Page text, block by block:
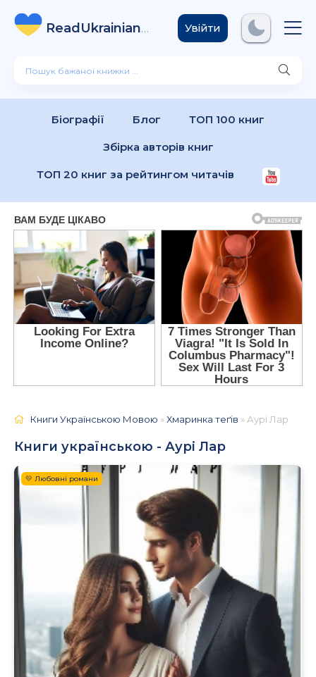
ReadUkrainian
Books .com
Увійти
Біографії Блог ТОП 100 книг
Збірка авторів книг
ТОП 20 книг за рейтингом читачів
Книги Українською Мовою »Хмаринка теґів » Аурі Лар
Книги українською - Аурі Лар
💛 Любовні романи